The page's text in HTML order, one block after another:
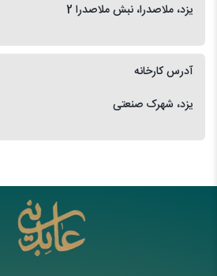
یزد، ملاصدرا، نبش ملاصدرا 2
آدرس کارخانه
یزد، شهرک صنعتی